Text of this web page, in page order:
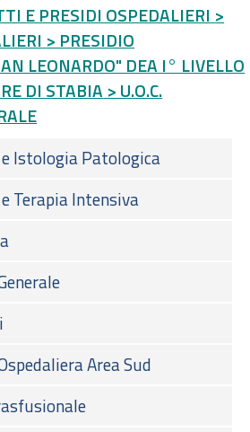
E PRESIDI OSPEDALIERI >
> PRESIDIO
LEONARDO" DEA I° LIVELLO
DI STABIA > U.O.C.
e Istologia Patologica
Terapia Intensiva
Area Sud